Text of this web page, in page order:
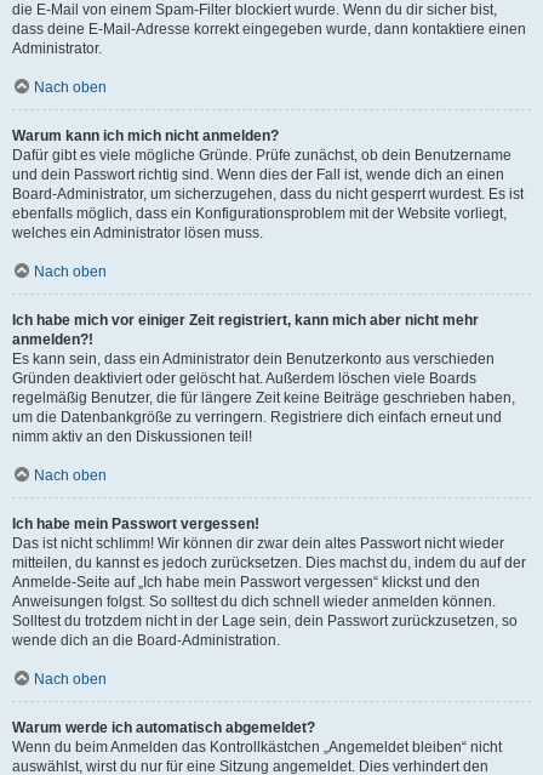
die E-Mail von einem Spam-Filter blockiert wurde. Wenn du dir sicher bist,
dass deine E-Mail-Adresse korrekt eingegeben wurde, dann kontaktiere einen
Administrator.
Nach oben
Warum kann ich mich nicht anmelden?
Dafür gibt es viele mögliche Gründe. Prüfe zunächst, ob dein Benutzername
und dein Passwort richtig sind. Wenn dies der Fall ist, wende dich an einen
Board-Administrator, um sicherzugehen, dass du nicht gesperrt wurdest. Es ist
ebenfalls möglich, dass ein Konfigurationsproblem mit der Website vorliegt,
welches ein Administrator lösen muss.
Nach oben
Ich habe mich vor einiger Zeit registriert, kann mich aber nicht mehr
anmelden?!
Es kann sein, dass ein Administrator dein Benutzerkonto aus verschieden
Gründen deaktiviert oder gelöscht hat. Außerdem löschen viele Boards
regelmäßig Benutzer, die für längere Zeit keine Beiträge geschrieben haben,
um die Datenbankgröße zu verringern. Registriere dich einfach erneut und
nimm aktiv an den Diskussionen teil!
Nach oben
Ich habe mein Passwort vergessen!
Das ist nicht schlimm! Wir können dir zwar dein altes Passwort nicht wieder
mitteilen, du kannst es jedoch zurücksetzen. Dies machst du, indem du auf der
Anmelde-Seite auf „Ich habe mein Passwort vergessen“ klickst und den
Anweisungen folgst. So solltest du dich schnell wieder anmelden können.
Solltest du trotzdem nicht in der Lage sein, dein Passwort zurückzusetzen, so
wende dich an die Board-Administration.
Nach oben
Warum werde ich automatisch abgemeldet?
Wenn du beim Anmelden das Kontrollkästchen „Angemeldet bleiben“ nicht
auswählst, wirst du nur für eine Sitzung angemeldet. Dies verhindert den